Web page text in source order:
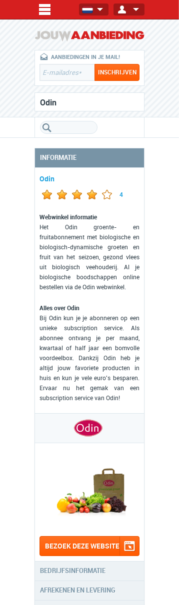
AANBIEDINGEN IN JE MAIL!
Odin
INFORMATIE
Odin
4
Webwinkel informatie
Het Odin groente- en
fruitabonnement met biologische en
biologisch-dynamische groeten en
fruit van het seizoen, gezond vlees
uit biologisch veehouderij. Al je
biologische boodschappen online
bestellen via de Odin webwinkel.
Alles over Odin
Bij Odin kun je je abonneren op een
unieke subscription service. Als
abonnee ontvang je per maand,
kwartaal of half jaar een bomvolle
voordeelbox. Dankzij Odin heb je
altijd jouw favoriete producten in
huis en kun je vele euro's besparen.
Ervaar nu het gemak van een
subscription service van Odin!
BEZOEK DEZE WEBSITE
BEDRIJFSINFORMATIE
AFREKENEN EN LEVERING